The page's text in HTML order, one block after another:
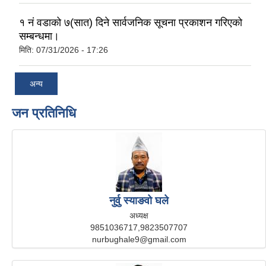
१ नं वडाको ७(सात) दिने सार्वजनिक सूचना प्रकाशन गरिएको
सम्बन्धमा।
मिति: 07/31/2026 - 17:26
अन्य
जन प्रतिनिधि
नुर्वु स्याङवो घले
अध्यक्ष
9851036717,9823507707
nurbughale9@gmail.com